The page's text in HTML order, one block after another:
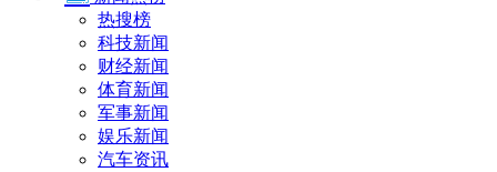
热搜榜
科技新闻
财经新闻
体育新闻
军事新闻
娱乐新闻
汽车资讯